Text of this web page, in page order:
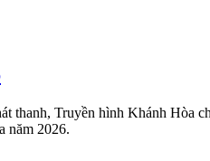
Truyền hình Khánh Hòa
năm 2026.